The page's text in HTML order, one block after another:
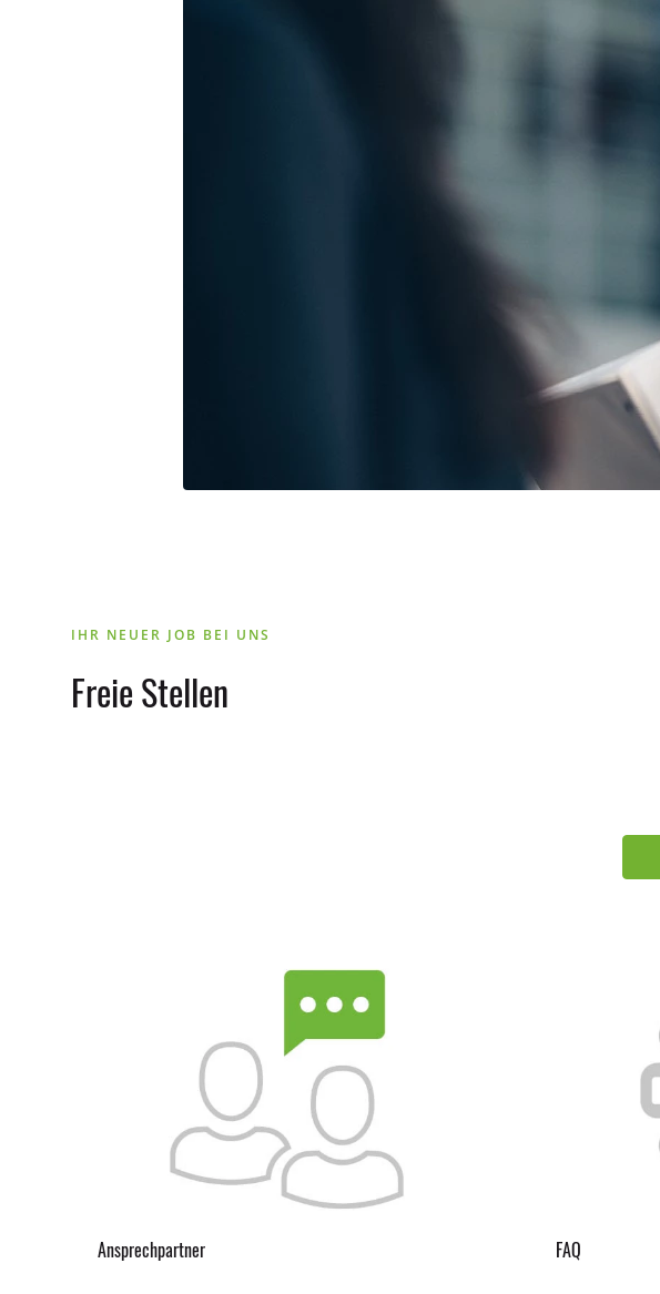
IHR NEUER JOB BEI UNS
Freie Stellen
Ansprechpartner FAQ